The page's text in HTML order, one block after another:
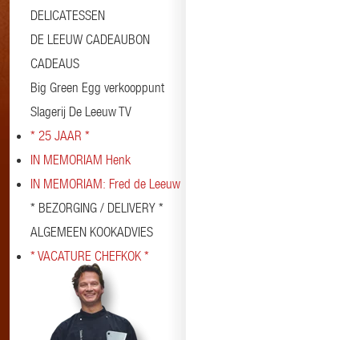
DELICATESSEN
DE LEEUW CADEAUBON
CADEAUS
Big Green Egg verkooppunt
Slagerij De Leeuw TV
* 25 JAAR *
IN MEMORIAM Henk
IN MEMORIAM: Fred de Leeuw
* BEZORGING / DELIVERY *
ALGEMEEN KOOKADVIES
* VACATURE CHEFKOK *